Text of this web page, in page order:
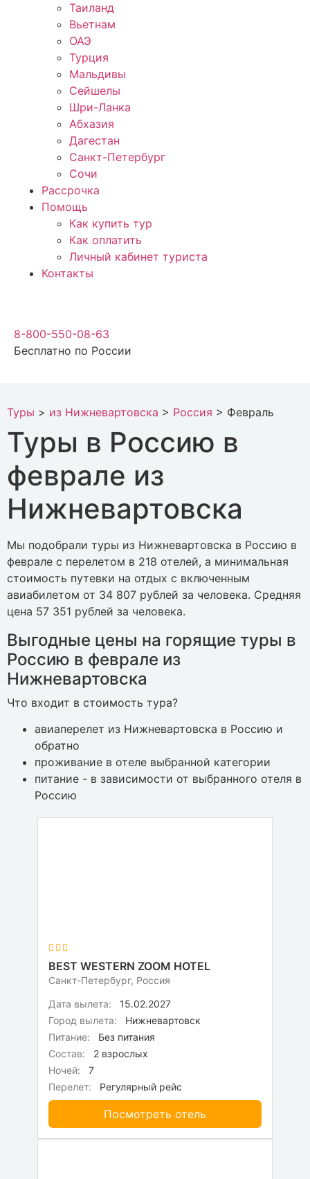
Таиланд
Вьетнам
ОАЭ
Турция
Мальдивы
Сейшелы
Шри-Ланка
Абхазия
Дагестан
Санкт-Петербург
Сочи
Рассрочка
Помощь
Как купить тур
Как оплатить
Личный кабинет туриста
Контакты
8-800-550-08-63
Бесплатно по России
Туры > из Нижневартовска > Россия > Февраль
Туры в Россию в
феврале из
Нижневартовска
Мы подобрали туры из Нижневартовска в Россию в
феврале с перелетом в 218 отелей, а минимальная
стоимость путевки на отдых с включенным
авиабилетом от 34 807 рублей за человека. Средняя
цена 57 351 рублей за человека.
Выгодные цены на горящие туры в
Россию в феврале из
Нижневартовска
Что входит в стоимость тура?
авиаперелет из Нижневартовска в Россию и
обратно
проживание в отеле выбранной категории
питание - в зависимости от выбранного отеля в
Россию
BEST WESTERN ZOOM HOTEL
Санкт-Петербург, Россия
Дата вылета:
15.02.2027
Город вылета:
Нижневартовск
Питание:
Без питания
Состав:
2 взрослых
Ночей:
7
Перелет:
Регулярный рейс
Посмотреть отель